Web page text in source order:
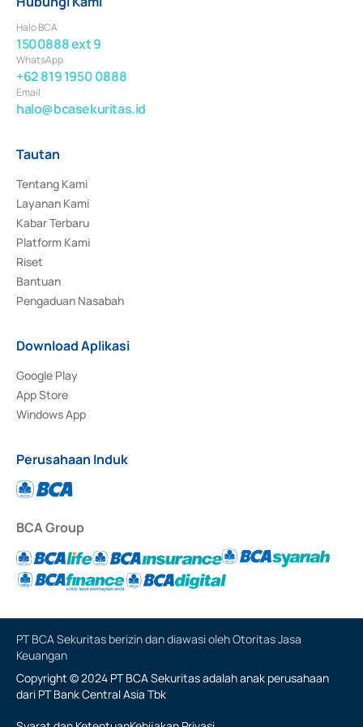
Halo BCA
1500888 ext 9
WhatsApp
+62 819 1950 0888
Email
halo@bcasekuritas.id
Tautan
Tentang Kami
Layanan Kami
Kabar Terbaru
Platform Kami
Riset
Bantuan
Pengaduan Nasabah
Download Aplikasi
Google Play
App Store
Windows App
Perusahaan Induk
BCA Group
PT BCA Sekuritas berizin dan diawasi oleh Otoritas Jasa
Keuangan
Copyright © 2024 PT BCA Sekuritas adalah anak perusahaan
dari PT Bank Central Asia Tbk